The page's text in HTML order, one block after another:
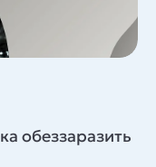
обеззаразить